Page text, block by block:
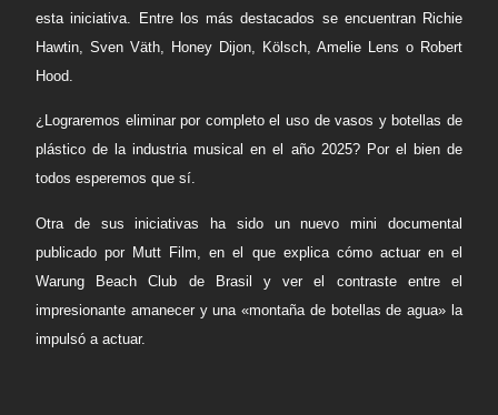
esta iniciativa. Entre los más destacados se encuentran Richie
Hawtin, Sven Väth, Honey Dijon, Kölsch, Amelie Lens o Robert
Hood.
¿Lograremos eliminar por completo el uso de vasos y botellas de
plástico de la industria musical en el año 2025? Por el bien de
todos esperemos que sí.
Otra de sus iniciativas ha sido un nuevo mini documental
publicado por Mutt Film, en el que explica cómo actuar en el
Warung Beach Club de Brasil y ver el contraste entre el
impresionante amanecer y una «montaña de botellas de agua» la
impulsó a actuar.